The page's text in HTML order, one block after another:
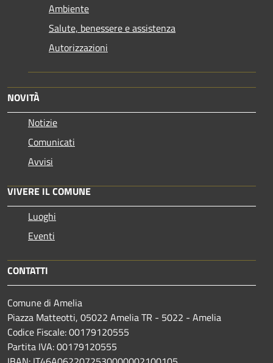
Ambiente
Salute, benessere e assistenza
Autorizzazioni
NOVITÀ
Notizie
Comunicati
Avvisi
VIVERE IL COMUNE
Luoghi
Eventi
CONTATTI
Comune di Amelia
Piazza Matteotti, 05022 Amelia TR - 5022 - Amelia
Codice Fiscale: 00179120555
Partita IVA: 00179120555